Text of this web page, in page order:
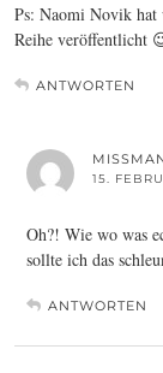
Ps: Naomi Novik hat
Reihe veröffentlicht
ANTWORTEN
15.
Oh?! Wie wo was
sollte ich das
ANTWORTEN